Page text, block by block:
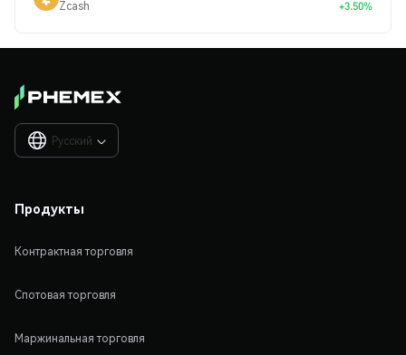
Zcash +3.50%
Русский 
Продукты
Контрактная торговля
Спотовая торговля
Маржинальная торговля